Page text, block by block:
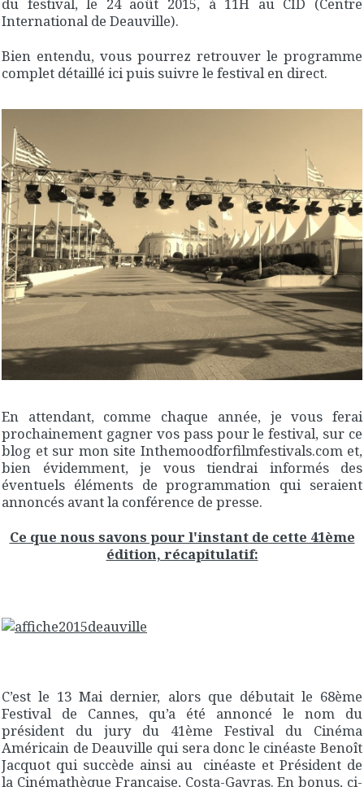
International de Deauville).
Bien entendu, vous pourrez retrouver le programme
complet détaillé ici puis suivre le festival en direct.
En attendant, comme chaque année, je vous ferai
prochainement gagner vos pass pour le festival, sur ce
blog et sur mon site Inthemoodforfilmfestivals.com et,
bien évidemment, je vous tiendrai informés des
éventuels éléments de programmation qui seraient
annoncés avant la conférence de presse.
Ce que nous savons pour l'instant de cette 41ème
édition, récapitulatif:
C’est le 13 Mai dernier, alors que débutait le 68ème
Festival de Cannes, qu’a été annoncé le nom du
président du jury du 41ème Festival du Cinéma
Américain de Deauville qui sera donc le cinéaste Benoît
Jacquot qui succède ainsi au cinéaste et Président de
la Cinémathèque Française, Costa-Gavras. En bonus, ci-